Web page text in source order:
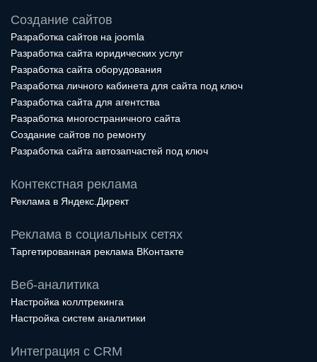
Создание сайтов
Разработка сайтов на joomla
Разработка сайта юридических услуг
Разработка сайта оборудования
Разработка личного кабинета для сайта под ключ
Разработка сайта для агентства
Разработка многостраничного сайта
Создание сайтов по ремонту
Разработка сайта автозапчастей под ключ
Контекстная реклама
Реклама в Яндекс.Директ
Реклама в социальных сетях
Таргетированная реклама ВКонтакте
Веб-аналитика
Настройка коллтрекинга
Настройка систем аналитики
Интеграция с CRM